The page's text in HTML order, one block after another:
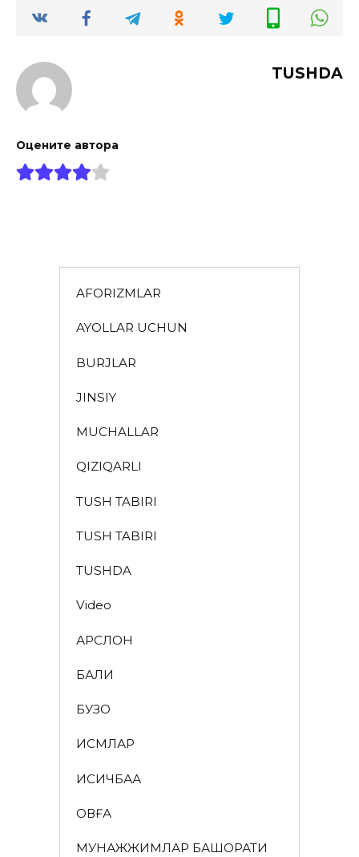
TUSHDA
Оцените автора
AFORIZMLAR
AYOLLAR UCHUN
BURJLAR
JINSIY
MUCHALLAR
QIZIQARLI
TUSH TABIRI
TUSH TABIRI
TUSHDA
Video
АРСЛОН
БАЛИҚ
БУЗОҚ
ИСМЛАР
ҚИСҚИЧБАҚА
ҚОВҒА
МУНАЖЖИМЛАР БАШОРАТИ